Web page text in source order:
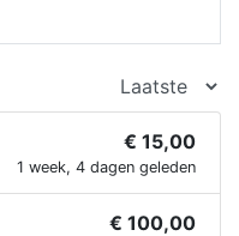
€ 15,00
1 week, 4 dagen geleden
€ 100,00